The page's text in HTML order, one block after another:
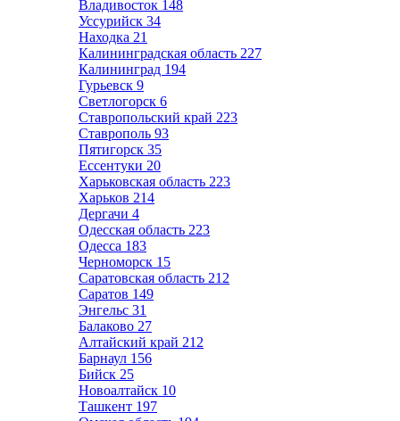
Владивосток 148
Уссурийск 34
Находка 21
Калининградская область 227
Калининград 194
Гурьевск 9
Светлогорск 6
Ставропольский край 223
Ставрополь 93
Пятигорск 35
Ессентуки 20
Харьковская область 223
Харьков 214
Дергачи 4
Одесская область 223
Одесса 183
Черноморск 15
Саратовская область 212
Саратов 149
Энгельс 31
Балаково 27
Алтайский край 212
Барнаул 156
Бийск 25
Новоалтайск 10
Ташкент 197